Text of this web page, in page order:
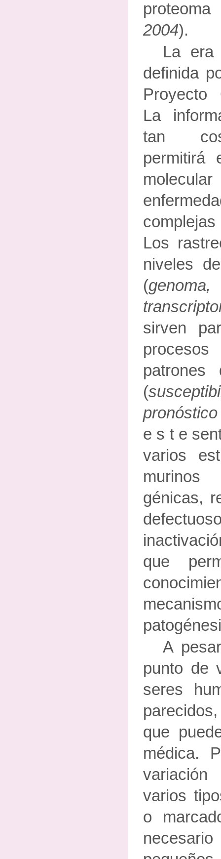
2004).
La era
definida
Proyecto
La
tan
permitirá
Los
niveles
(
sirven
patrones
(
e s t e
varios
génicas,
que
A
punto de
seres
que
médica.
variación
varios
o